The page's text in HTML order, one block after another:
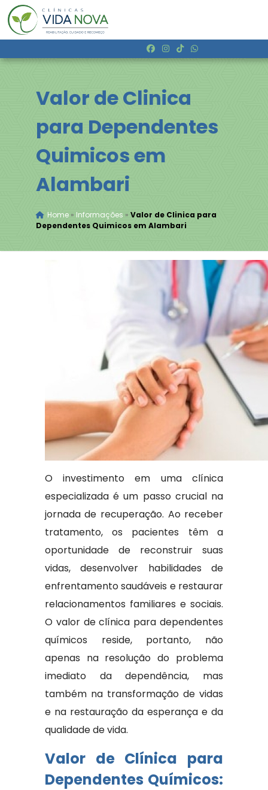
Valor de Clinica
para Dependentes
Quimicos em
Alambari
Home» Informações » Valor de Clinica para
Dependentes Quimicos em Alambari
O investimento em uma clínica
especializada é um passo crucial na
jornada de recuperação. Ao receber
tratamento, os pacientes têm a
oportunidade de reconstruir suas
vidas, desenvolver habilidades de
enfrentamento saudáveis ​​e restaurar
relacionamentos familiares e sociais.
O valor de clínica para dependentes
químicos reside, portanto, não
apenas na resolução do problema
imediato da dependência, mas
também na transformação de vidas
e na restauração da esperança e da
qualidade de vida.
Valor de Clínica para
Dependentes Químicos: